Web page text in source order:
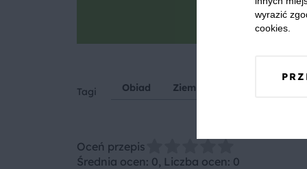
Zrób zdjęcie,
Tagi Obiad Ziemniaki
Oceń przepis
Średnia ocen: 0, Liczba ocen: 0
wyrazić
cookies.